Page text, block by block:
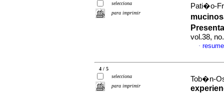
selecciona
para imprimir
Pati�o-
vol.38,
·
4 / 5
selecciona
para imprimir
Tob�n-